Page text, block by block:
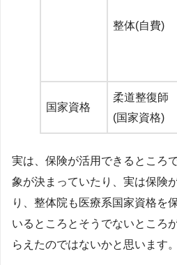
整体(自費)
国家資格
柔道整復師
(国家資格)
実は、保険が活用できるところ
象が決まっていたり、実は保険
り、整体院も医療系国家資格を
いるところとそうでないところ
らえたのではないかと思います。